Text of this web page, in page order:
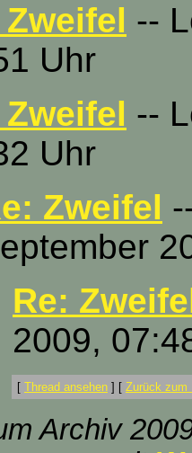
Zweifel --
Uhr
Zweifel --
Uhr
Zweifel
Re:
2009,
[ Thread ansehen ] [ Zurück zum
Archiv